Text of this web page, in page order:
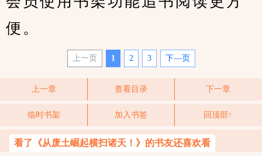
便。
上一页 1 2 3 下—页
上一章 查看目录 下一章
临时书架 加入书签 回顶部↑
看了《从废土崛起横扫诸天！》的书友还喜欢看